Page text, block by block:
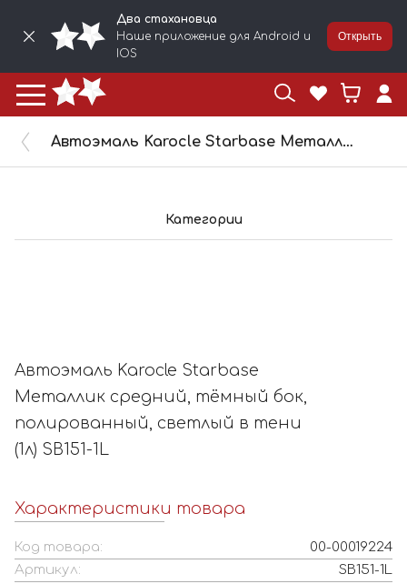
Два стахановца
Наше приложение для Android и
IOS
Открыть
Автоэмаль Karocle Starbase Металлик средний, тёмный бок, полированный, светлый в тени (1л) SB151-1L
Категории
Автоэмаль Karocle Starbase
Металлик средний, тёмный бок,
полированный, светлый в тени
(1л) SB151-1L
Характеристики товара
Код товара:
00-00019224
Артикул:
SB151-1L